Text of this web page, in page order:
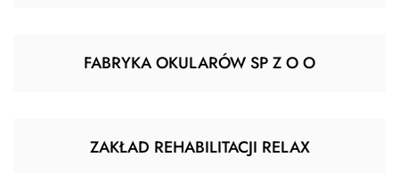
FABRYKA OKULARÓW SP Z O O
ZAKŁAD REHABILITACJI RELAX